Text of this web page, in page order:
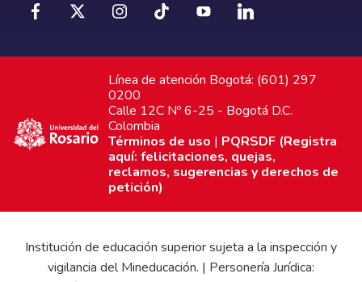
Línea de atención Bogotá: (601) 297
0200
Calle 12C Nº 6-25 - Bogotá D.C.
Colombia
Términos de uso | PQRSDF (Registra
aquí: felicitaciones, quejas,
reclamos, sugerencias y derechos de
petición)
Institución de educación superior sujeta a la inspección y
vigilancia del Mineducación. | Personería Jurídica: